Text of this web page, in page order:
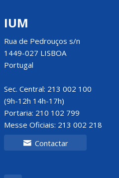
IUM
Rua de Pedrouços s/n
1449-027 LISBOA
Portugal
Sec. Central: 213 002 100
(9h-12h 14h-17h)
Portaria: 210 102 799
Messe Oficiais: 213 002 218
Contactar